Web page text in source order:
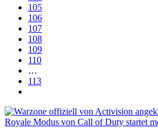
105
106
107
108
109
110
…
113